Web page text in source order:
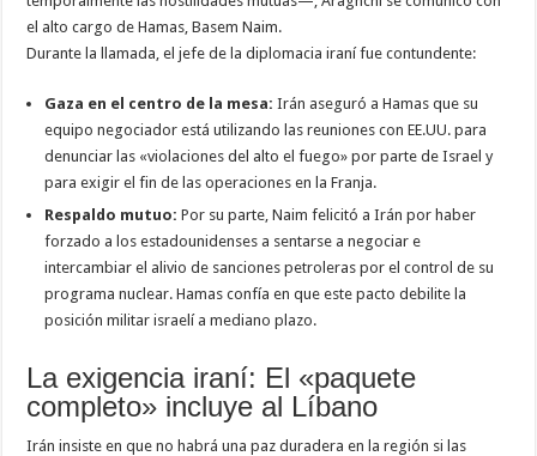
el alto cargo de Hamas, Basem Naim.
Durante la llamada, el jefe de la diplomacia iraní fue contundente:
Gaza en el centro de la mesa: Irán aseguró a Hamas que su
equipo negociador está utilizando las reuniones con EE.UU. para
denunciar las «violaciones del alto el fuego» por parte de Israel y
para exigir el fin de las operaciones en la Franja.
Respaldo mutuo: Por su parte, Naim felicitó a Irán por haber
forzado a los estadounidenses a sentarse a negociar e
intercambiar el alivio de sanciones petroleras por el control de su
programa nuclear. Hamas confía en que este pacto debilite la
posición militar israelí a mediano plazo.
La exigencia iraní: El «paquete
completo» incluye al Líbano
Irán insiste en que no habrá una paz duradera en la región si las